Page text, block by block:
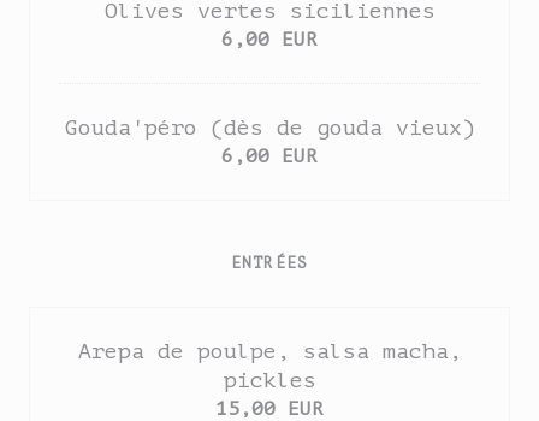
Olives vertes siciliennes
6,00 EUR
Gouda'péro (dès de gouda vieux)
6,00 EUR
ENTRÉES
Arepa de poulpe, salsa macha,
pickles
15,00 EUR